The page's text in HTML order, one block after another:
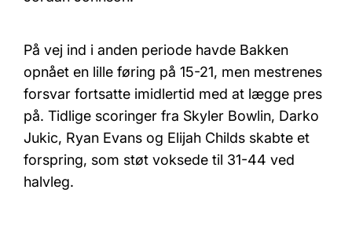
På vej ind i anden periode havde Bakken
opnået en lille føring på 15-21, men mestrenes
forsvar fortsatte imidlertid med at lægge pres
på. Tidlige scoringer fra Skyler Bowlin, Darko
Jukic, Ryan Evans og Elijah Childs skabte et
forspring, som støt voksede til 31-44 ved
halvleg.